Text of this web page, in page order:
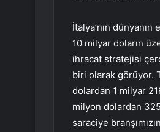
İtalya’nın
10 milyar doların
ihracat stratejisi
biri olarak görüyor.
dolardan 1 milyar
milyon dolardan
saraciye